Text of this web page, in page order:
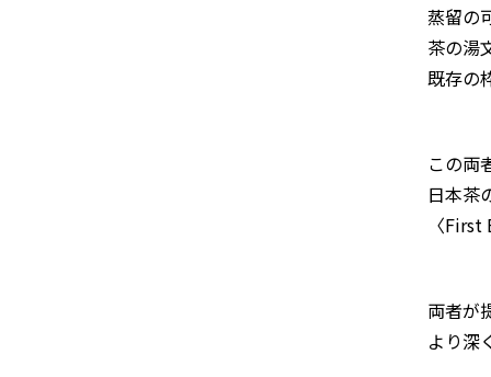
蒸留の
茶の湯
既存の
この両
日本茶
〈
両者が
より深